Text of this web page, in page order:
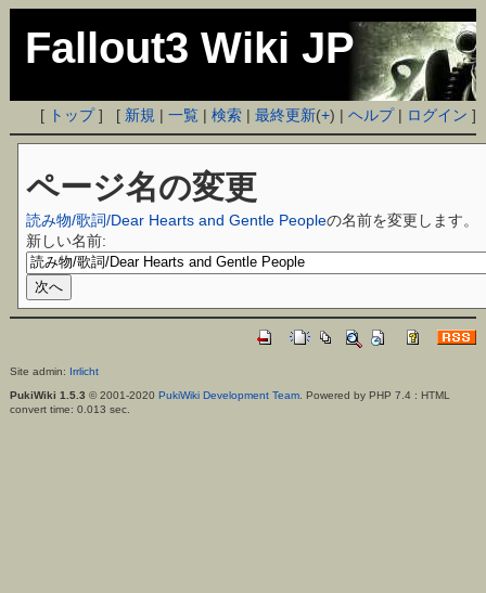
Fallout3 Wiki JP
[ トップ] [ 新規 |一覧 |検索 |最終更新(+) |ヘルプ| ログイン ]
ページ名の変更
読み物/歌詞/Dear Hearts and Gentle Peopleの名前を変更します。
新しい名前:
Site admin: Irrlicht
PukiWiki 1.5.3 © 2001-2020 PukiWiki Development Team. Powered by PHP 7.4 : HTML
convert time: 0.013 sec.